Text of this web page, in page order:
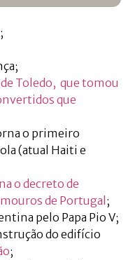
;
Toledo, que tomou
que
o primeiro
(atual Haiti e
o decreto de
de Portugal ;
pelo Papa Pio V;
do edifício
;